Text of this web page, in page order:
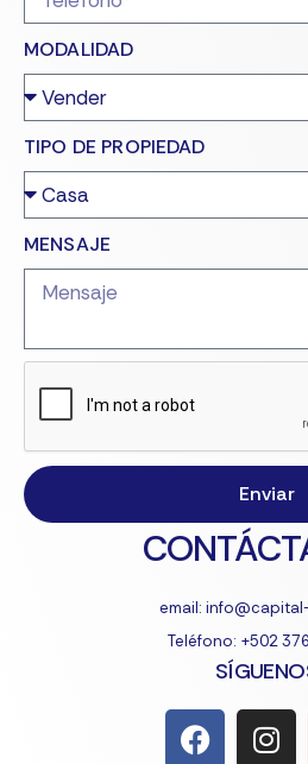
MODALIDAD
TIPO DE PROPIEDAD
MENSAJE
Enviar
email:
Teléfono: +502